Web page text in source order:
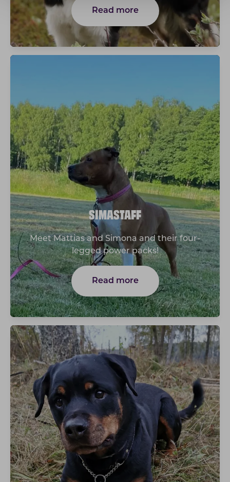
Read more
SIMASTAFF
Meet Mattias and Simona and their four-
legged power packs!
Read more